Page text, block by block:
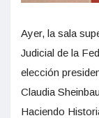
Ayer, la sala
Judicial de la
elección
Claudia
Haciendo